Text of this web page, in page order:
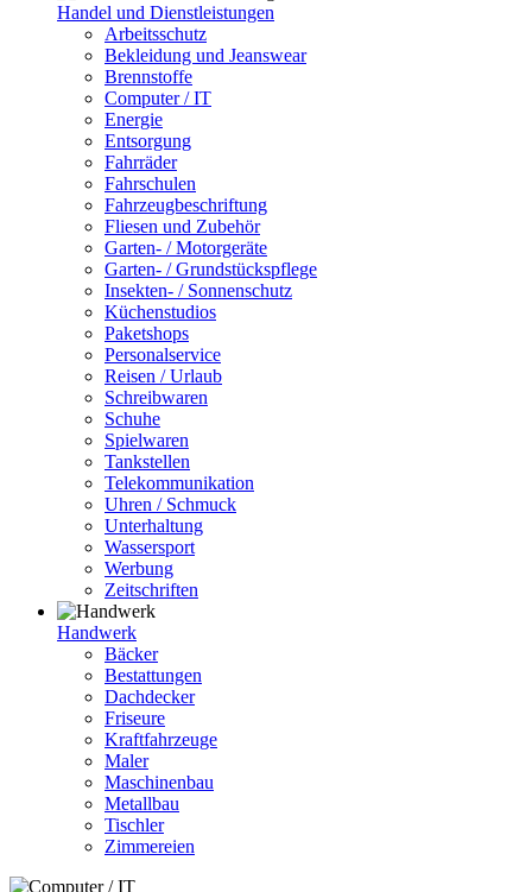
Handel und Dienstleistungen
Arbeitsschutz
Bekleidung und Jeanswear
Brennstoffe
Computer / IT
Energie
Entsorgung
Fahrräder
Fahrschulen
Fahrzeugbeschriftung
Fliesen und Zubehör
Garten- / Motorgeräte
Garten- / Grundstückspflege
Insekten- / Sonnenschutz
Küchenstudios
Paketshops
Personalservice
Reisen / Urlaub
Schreibwaren
Schuhe
Spielwaren
Tankstellen
Telekommunikation
Uhren / Schmuck
Unterhaltung
Wassersport
Werbung
Zeitschriften
Handwerk
Bäcker
Bestattungen
Dachdecker
Friseure
Kraftfahrzeuge
Maler
Maschinenbau
Metallbau
Tischler
Zimmereien